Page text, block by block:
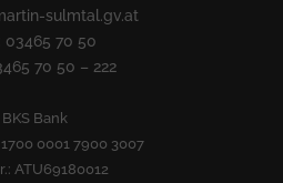
sulmtal.gv.at
03465 70 50
70 50 – 222
BKS Bank
1700 0001 7900 3007
ATU69180012